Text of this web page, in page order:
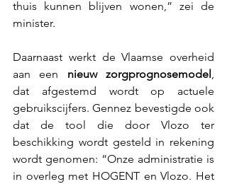
thuis kunnen blijven wonen,” zei de
minister.
Daarnaast werkt de Vlaamse overheid
aan een nieuw zorgprognosemodel ,
dat afgestemd wordt op actuele
gebruikscijfers. Gennez bevestigde ook
dat de tool die door Vlozo ter
beschikking wordt gesteld in rekening
wordt genomen: “Onze administratie is
in overleg met HOGENT en Vlozo. Het